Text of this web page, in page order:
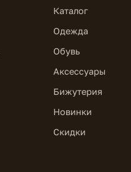
Каталог
Одежда
Обувь
Аксессуары
Бижутерия
Новинки
Скидки